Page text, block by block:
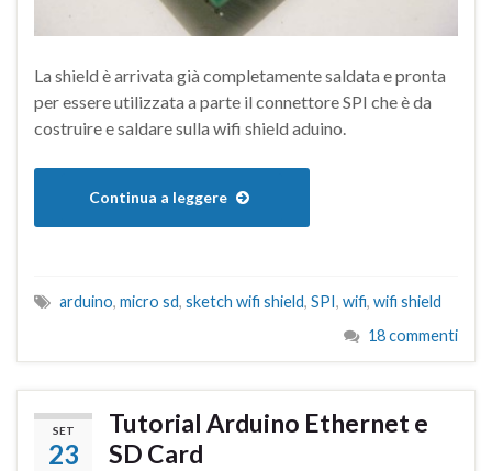
La shield è arrivata già completamente saldata e pronta
per essere utilizzata a parte il connettore SPI che è da
costruire e saldare sulla wifi shield aduino.
Continua a leggere
arduino, micro sd, sketch wifi shield, SPI, wifi, wifi shield
18 commenti
SET
23
Tutorial Arduino Ethernet e
SD Card